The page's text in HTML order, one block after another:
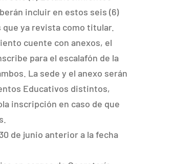
incluir en estos seis (6)
ya revista como titular.
cuente con anexos, el
para el escalafón de la
La sede y el anexo serán
Educativos distintos,
inscripción en caso de que
de junio anterior a la fecha